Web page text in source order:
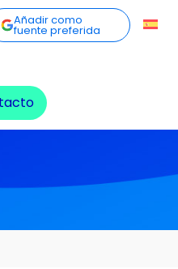
Añadir como
fuente preferida